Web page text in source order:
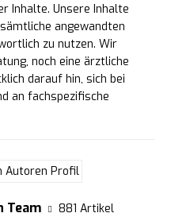
Inhalte. Unsere Inhalte
angewandten
zu nutzen. Wir
noch eine ärztliche
darauf hin, sich bei
an fachspezifische
Team
881 Artikel